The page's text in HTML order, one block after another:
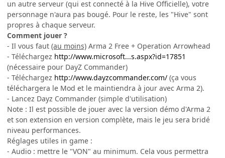
un autre serveur (qui est connecté à la Hive Officielle), votre
personnage n'aura pas bougé. Pour le reste, les "Hive" sont
propres à chaque serveur.
Comment jouer ?
- Il vous faut (au moins) Arma 2 Free + Operation Arrowhead
- Téléchargez http://www.microsoft...s.aspx?id=17851
(nécessaire pour DayZ Commander)
- Téléchargez http://www.dayzcommander.com/ (ça vous
téléchargera le Mod et le maintiendra à jour avec Arma 2).
- Lancez Dayz Commander (simple d'utilisation)
Note : Il est possible de jouer avec la version démo d'Arma 2
et son extension en version complète, mais le jeu sera bridé
niveau performances.
Réglages utiles in game :
- Audio : mettre le "VON" au minimum. Cela vous permettra